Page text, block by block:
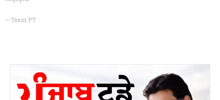
— Team PT